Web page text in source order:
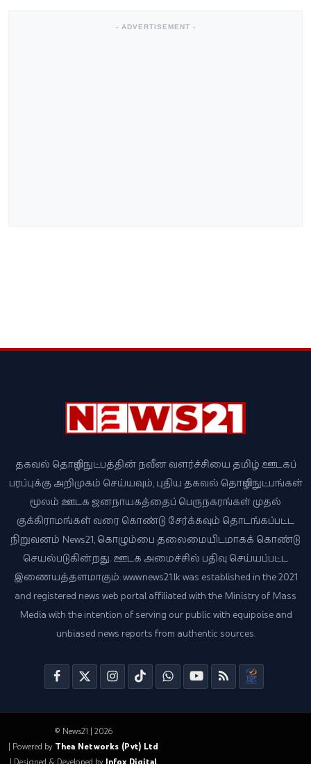
- ADVERTISEMENT -
தகவல் தொழில்நுட்பத்தின் நவீன வளர்ச்சியை தமிழ் ஊடகப்
பரப்புக்கு அறிமுகம் செய்யவும், புதிய தகவல் தொழில்நுட்பங்கள்
மூலம் ஊடக ஜனநாயகத்தைப் பெருநகரங்கள் முதல்
குக்கிராமங்கள் வரை கொண்டு சேர்க்கவும் தொடங்கப்பட்ட
நிறுவனம் News21, கொழும்பை தலைமையிடமாகக் கொண்டு
செயல்படுகின்றது. ஊடக அமைச்சில் பதிவு செய்யப்பட்ட
இணையத்தளமாகும். www.news21.lk was established in the 2021
and registered news web portal affiliated with the Ministry of Mass
Media with the intention of serving our public with equipoise and
unbiased news reports from authentic sources.
© News21 | 2026
| Powered by Thea Networks (Pvt) Ltd
| Designed & Developed by Infox Digital